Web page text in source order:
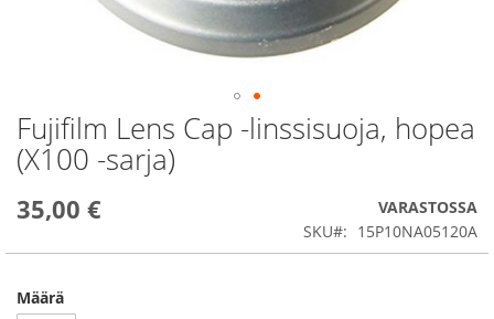
Fujifilm Lens Cap -linssisuoja, hopea
(X100 -sarja)
35,00 €
VARASTOSSA
SKU
15P10NA05120A
Määrä
Skip
to
the
of